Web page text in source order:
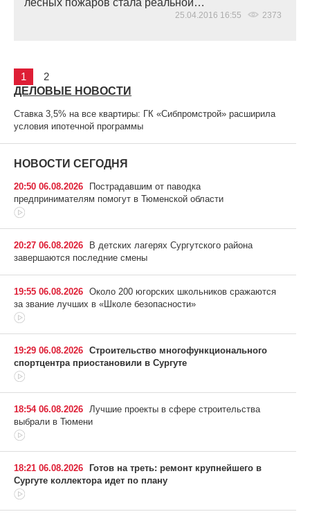
25.04.2016 16:55 2373
1 2
ДЕЛОВЫЕ НОВОСТИ
Ставка 3,5% на все квартиры: ГК «Сибпромстрой» расширила
условия ипотечной программы
НОВОСТИ СЕГОДНЯ
20:50 06.08.2026
Пострадавшим от паводка
предпринимателям помогут в Тюменской области
20:27 06.08.2026
В детских лагерях Сургутского района
завершаются последние смены
19:55 06.08.2026 Около 200 югорских школьников сражаются
за звание лучших в «Школе безопасности»
19:29 06.08.2026 Строительство многофункционального
спортцентра приостановили в Сургуте
18:54 06.08.2026 Лучшие проекты в сфере строительства
выбрали в Тюмени
18:21 06.08.2026
Готов на треть: ремонт крупнейшего в
Сургуте коллектора идет по плану